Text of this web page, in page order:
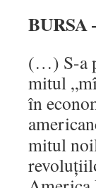
(…) S-a
mitul
în
mitul